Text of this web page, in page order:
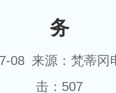
务
08 来源：梵蒂
击： 507